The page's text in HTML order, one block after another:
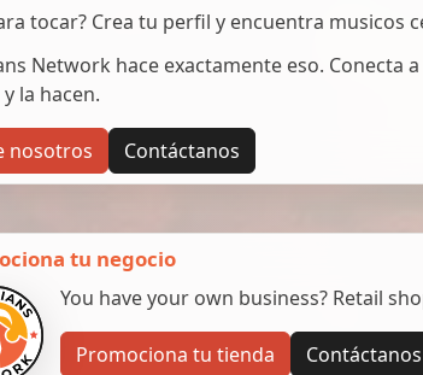
tocar? Crea tu perfil y encuentra musicos
Network hace exactamente eso. Conecta
la hacen.
nosotros Contáctanos
tu negocio
You have your own business? Retail
Promociona tu tienda Contáctanos